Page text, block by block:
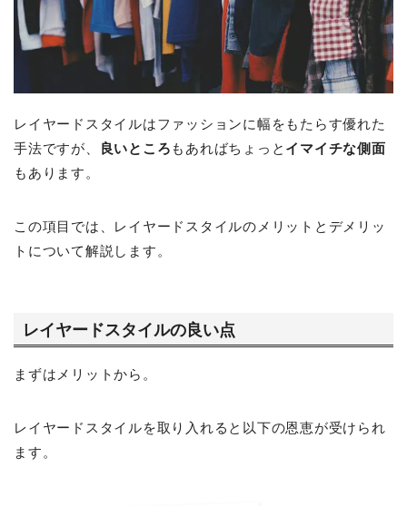
レイヤードスタイルはファッションに幅をもたらす優れた
手法ですが、
良いところ もあればちょっと イマイチな側面
もあります。
この項目では、レイヤードスタイルのメリットとデメリッ
トについて解説します。
レイヤードスタイルの良い点
まずはメリットから。
レイヤードスタイルを取り入れると以下の恩恵が受けられ
ます。